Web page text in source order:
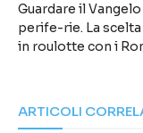
Guardare il
perife-rie. La scelta
in roulotte con i
ARTICOLI